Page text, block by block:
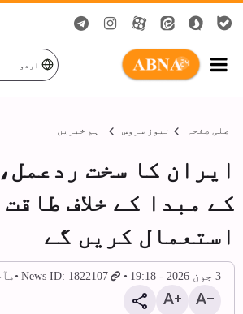
اردو
اصلی صفحہ نیوز سروس اہم خبریں
ایران کا سخت
کے مبدا کے خلاف طاقت
استعمال کریں گے
3 جون 2026 - 19:18 News ID: 1822107